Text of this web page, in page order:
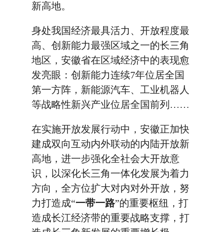
新高地。
身处我国经济最具活力、开放程度最
高、创新能力最强区域之一的长三角
地区，安徽省在区域经济中的表现愈
发亮眼：创新能力连续7年位居全国
第一方阵，新能源汽车、工业机器人
等战略性新兴产业位居全国前列……
在实施开放发展行动中，安徽正加快
建成双向互动内外联动的内陆开放新
高地，进一步强化全社会大开放意
识，以深化长三角一体化发展为着力
方向，全方位扩大对内对外开放，努
力打造成“一带一路”的重要枢纽，打
造成长江经济带的重要战略支撑，打